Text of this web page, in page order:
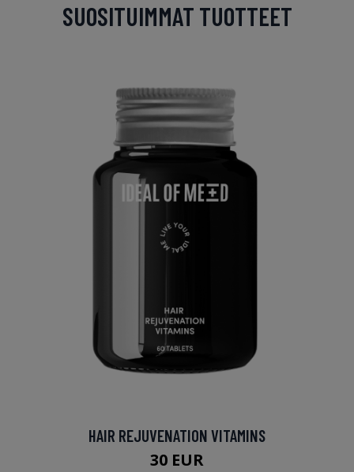
SUOSITUIMMAT TUOTTEET
HAIR REJUVENATION VITAMINS
30 EUR